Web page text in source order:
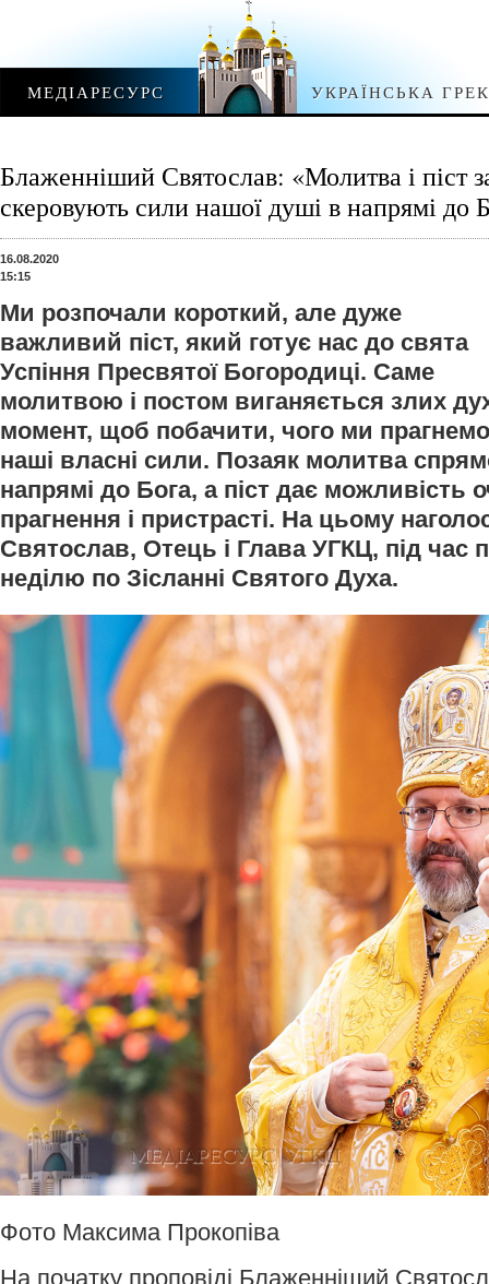
МЕДІАРЕСУРС УКРАЇНСЬКА
Блаженніший Святослав: «Молитва і піст
скеровують сили нашої душі в напрямі до
16.08.2020
15:15
Ми розпочали короткий, але дуже
важливий піст, який готує нас до свята
Успіння Пресвятої Богородиці. Саме
молитвою і постом виганяється злих
момент, щоб побачити, чого ми
наші власні сили. Позаяк молитва
напрямі до Бога, а піст дає можливість
прагнення і пристрасті. На цьому
Святослав, Отець і Глава УГКЦ, під час
неділю по Зісланні Святого Духа.
Фото Максима Прокопіва
На початку проповіді Блаженніший